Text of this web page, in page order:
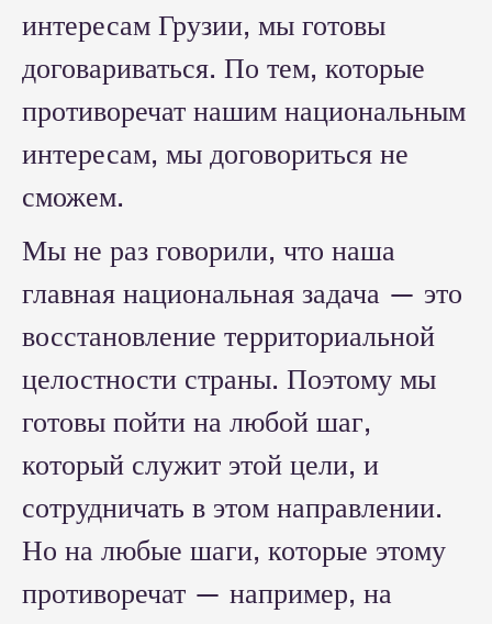
интересам Грузии, мы готовы
договариваться. По тем, которые
противоречат нашим национальным
интересам, мы договориться не
сможем.
Мы не раз говорили, что наша
главная национальная задача — это
восстановление территориальной
целостности страны. Поэтому мы
готовы пойти на любой шаг,
который служит этой цели, и
сотрудничать в этом направлении.
Но на любые шаги, которые этому
противоречат — например, на